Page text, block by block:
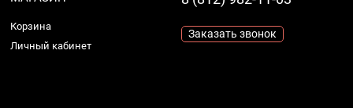
Корзина
Личный кабинет
Заказать звонок